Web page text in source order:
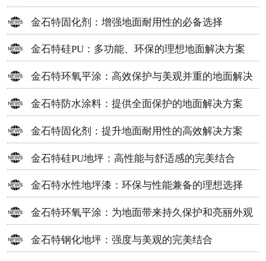
方案
金石特固化剂：增强地面耐用性的必备选择
金石特硅PU：多功能、环保的理想地面解决方案
金石特环氧平涂：高效保护与美观并重的地面解决
方案
金石特防水涂料：提供全面保护的地面解决方案
金石特固化剂：提升地面耐用性的高效解决方案
金石特硅PU地坪：高性能与舒适感的完美结合
金石特水性地坪漆：环保与性能兼备的理想选择
金石特环氧平涂：为地面带来持久保护和亮丽外观
金石特钢化地坪：强度与美观的完美结合